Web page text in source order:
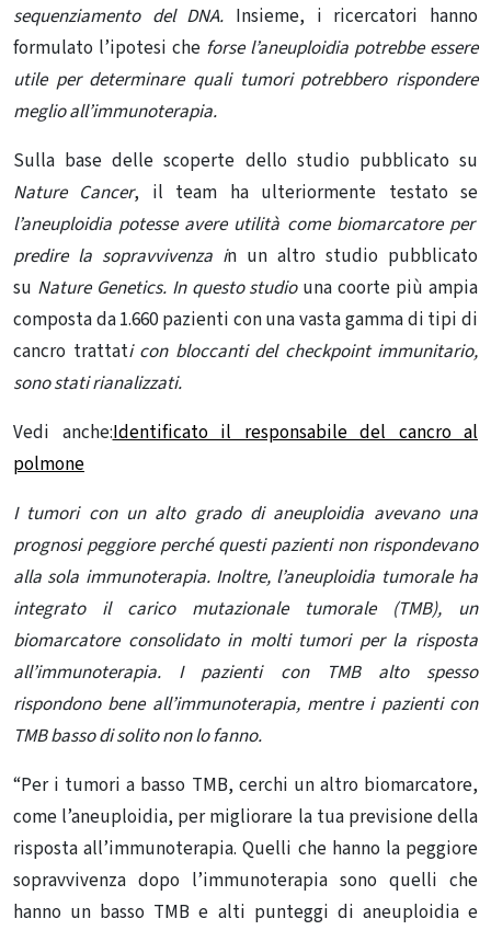
sequenziamento del DNA. Insieme, i ricercatori hanno
formulato l’ipotesi che forse l’aneuploidia potrebbe essere
utile per determinare quali tumori potrebbero rispondere
meglio all’immunoterapia.
Sulla base delle scoperte dello studio pubblicato su
Nature Cancer, il team ha ulteriormente testato se
l’aneuploidia potesse avere utilità come biomarcatore per
predire la sopravvivenza in un altro studio pubblicato
su Nature Genetics. In questo studiouna coorte più ampia
composta da 1.660 pazienti con una vasta gamma di tipi di
cancro trattati con bloccanti del checkpoint immunitario,
sono stati rianalizzati.
Vedi anche:Identificato il responsabile del cancro al
polmone
I tumori con un alto grado di aneuploidia avevano una
prognosi peggiore perché questi pazienti non rispondevano
alla sola immunoterapia. Inoltre, l’aneuploidia tumorale ha
integrato il carico mutazionale tumorale (TMB), un
biomarcatore consolidato in molti tumori per la risposta
all’immunoterapia. I pazienti con TMB alto spesso
rispondono bene all’immunoterapia, mentre i pazienti con
TMB basso di solito non lo fanno.
“Per i tumori a basso TMB, cerchi un altro biomarcatore,
come l’aneuploidia, per migliorare la tua previsione della
risposta all’immunoterapia. Quelli che hanno la peggiore
sopravvivenza dopo l’immunoterapia sono quelli che
hanno un basso TMB e alti punteggi di aneuploidia e